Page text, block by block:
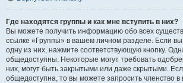
Где находятся группы и как мне вступить в них?
Вы можете получить информацию обо всех
ссылке «Группы» в вашем личном разделе. Если вы
одну из них, нажмите соответствующую кнопку.
общедоступны. Некоторые могут требовать
них, могут быть закрытыми или даже скрытыми.
общедоступна, то вы можете запросить членство в